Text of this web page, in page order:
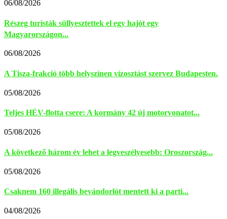
06/08/2026
Részeg turisták süllyesztettek el egy hajót egy
Magyarországon...
06/08/2026
A Tisza-frakció több helyszínen vízosztást szervez Budapesten.
05/08/2026
Teljes HÉV-flotta csere: A kormány 42 új motorvonatot...
05/08/2026
A következő három év lehet a legveszélyesebb: Oroszország...
05/08/2026
Csaknem 160 illegális bevándorlót mentett ki a parti...
04/08/2026